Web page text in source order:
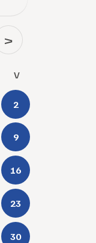
>
V
2
9
16
23
30